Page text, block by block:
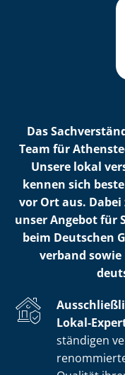
Das
Team für
Unsere lokal
kennen sich
vor Ort aus.
unser Angebot für
beim Deutschen
ver­band
Lokal-
stän­di­gen